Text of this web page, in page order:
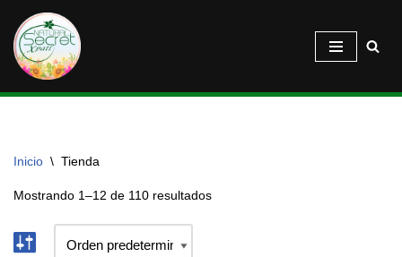
Saltar
al
contenido
Inicio \ Tienda
Mostrando 1–12 de 110 resultados